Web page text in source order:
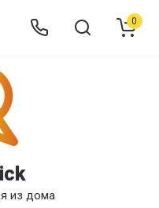
из дома
0